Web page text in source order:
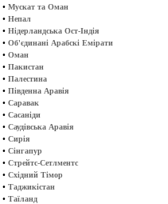
• Мускат та Оман
• Непал
• Нідерландська Ост-Індія
• Об'єдинані Арабскі Емірати
• Оман
• Пакистан
• Палестина
• Південна Аравія
• Саравак
• Сасаніди
• Саудівська Аравія
• Сирія
• Сінгапур
• Стрейтс-Сетлментс
• Східний Тімор
• Таджикістан
• Таїланд